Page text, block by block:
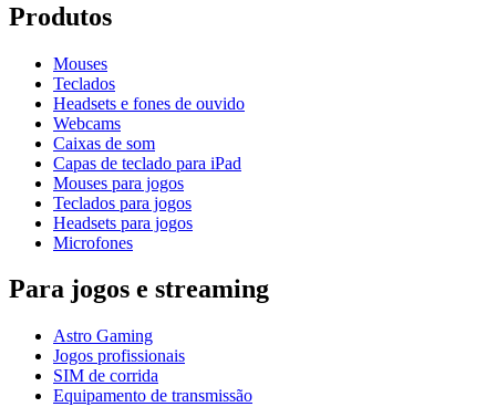
Produtos
Mouses
Teclados
Headsets e fones de ouvido
Webcams
Caixas de som
Capas de teclado para iPad
Mouses para jogos
Teclados para jogos
Headsets para jogos
Microfones
Para jogos e streaming
Astro Gaming
Jogos profissionais
SIM de corrida
Equipamento de transmissão